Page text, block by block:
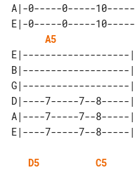
A|-0-----0-----
E|-0-----0-----
A5
E|-------------------|
B|-------------------|
G|-------------------|
D|----7-----7--8-----|
A|----7-----7--8-----|
D5 C5